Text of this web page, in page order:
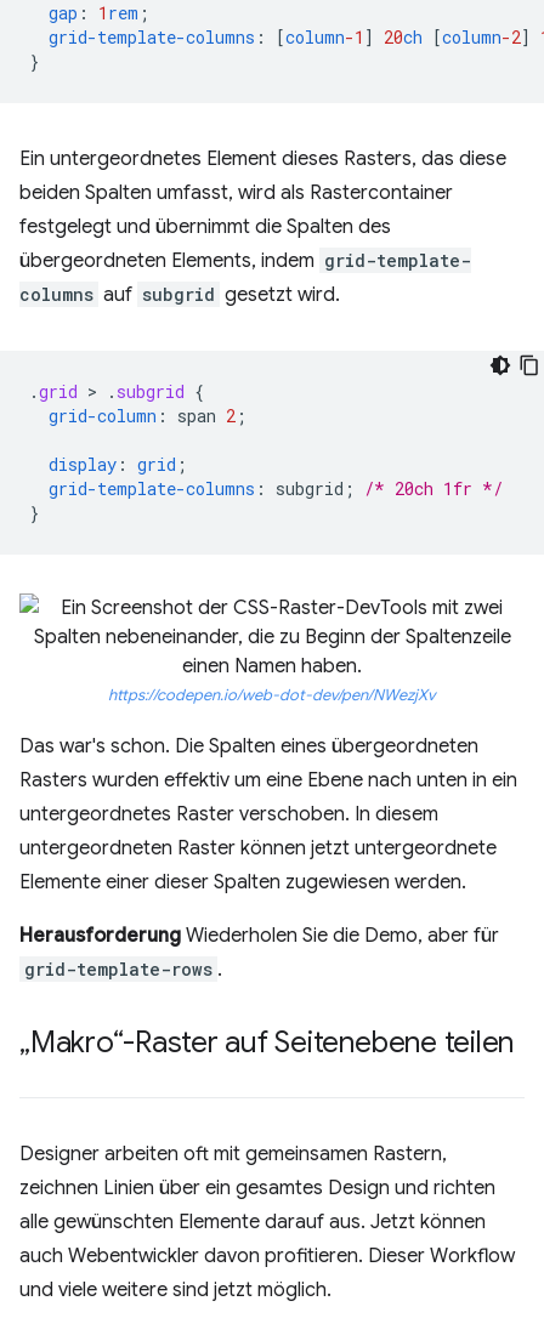
gap : 1 rem ;
grid-template-columns : [column-1 ] 20ch [column-2]
}
Ein untergeordnetes Element dieses Rasters, das diese
beiden Spalten umfasst, wird als Rastercontainer
festgelegt und übernimmt die Spalten des
übergeordneten Elements, indem grid-template-
columns auf subgrid gesetzt wird.
.grid > . subgrid {
grid-column : span 2 ;
display : grid ;
grid-template-columns : subgrid ;
/* 20ch 1fr */
}
https://codepen.io/web-dot-dev/pen/NWezjXv
Das war's schon. Die Spalten eines übergeordneten
Rasters wurden effektiv um eine Ebene nach unten in ein
untergeordnetes Raster verschoben. In diesem
untergeordneten Raster können jetzt untergeordnete
Elemente einer dieser Spalten zugewiesen werden.
Herausforderung Wiederholen Sie die Demo, aber für
grid-template-rows .
„Makro“-Raster auf Seitenebene teilen
Designer arbeiten oft mit gemeinsamen Rastern,
zeichnen Linien über ein gesamtes Design und richten
alle gewünschten Elemente darauf aus. Jetzt können
auch Webentwickler davon profitieren. Dieser Workflow
und viele weitere sind jetzt möglich.